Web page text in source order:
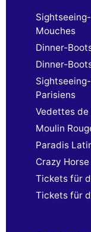
Mouches
Dinner-
Dinner-
Parisiens
Vedettes de
Moulin
Paradis
Crazy Horse
Tickets für
Tickets für